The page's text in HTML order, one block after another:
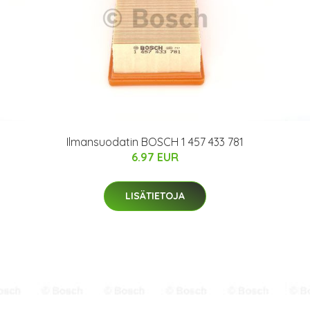
Ilmansuodatin BOSCH 1 457 433 781
6.97 EUR
LISÄTIETOJA